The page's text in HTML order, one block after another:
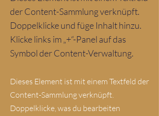
der Content-Sammlung verknüpft.
Doppelklicke und füge Inhalt hinzu.
Klicke links im „+“-Panel auf das
Symbol der Content-Verwaltung.
Dieses Element ist mit einem Textfeld der
Content-Sammlung verknüpft.
Doppelklicke, was du bearbeiten